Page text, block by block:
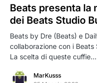
Beats presenta la
dei Beats Studio
Beats by Dre (Beats) e
collaborazione con i
La scelta di queste cuffie…
MarKusss